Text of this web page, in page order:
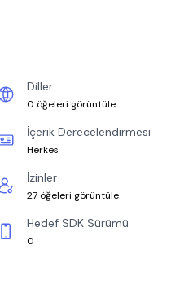
Diller
0 öğeleri görüntüle
İçerik Derecelendirmesi
Herkes
İzinler
27 öğeleri görüntüle
Hedef SDK Sürümü
0